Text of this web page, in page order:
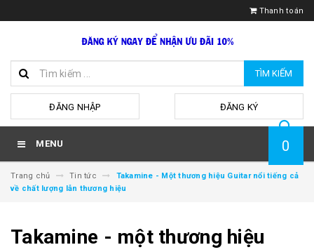
Thanh toán
TÌM KIẾM
ĐĂNG NHẬP ĐĂNG KÝ
MENU 0
Trang chủ Tin tức
Takamine - Một thương hiệu Guitar nổi tiếng cả
về chất lượng lẫn thương hiệu
Takamine - một thương hiệu